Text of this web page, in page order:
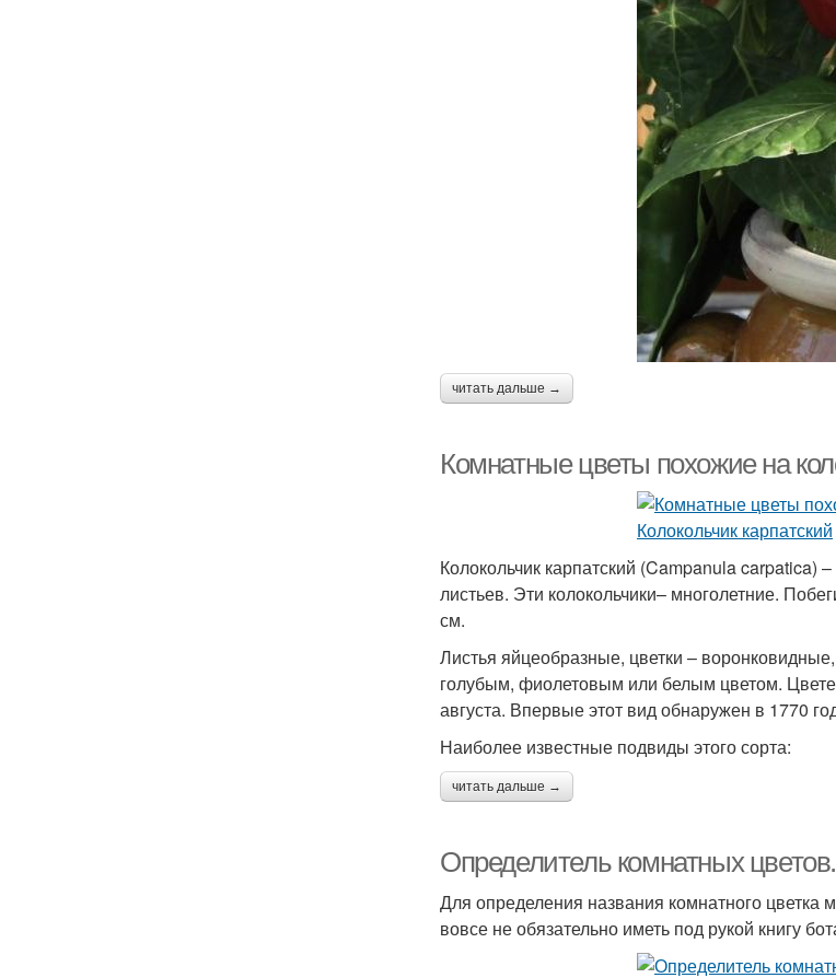
читать дальше →
Комнатные цветы похожие на
Колокольчик карпатский (Campanula carpatica)
листьев. Эти колокольчики– многолетние.
см.
Листья яйцеобразные, цветки –
голубым, фиолетовым или белым цветом.
августа. Впервые этот вид обнаружен в 1770
Наиболее известные подвиды этого сорта:
читать дальше →
Определитель комнатных
Для определения названия комнатного
вовсе не обязательно иметь под рукой книгу